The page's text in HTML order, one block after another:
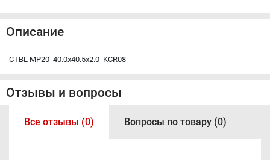
Описание
CTBL MP20 40.0x40.5x2.0 KCR08
Отзывы и вопросы
Все отзывы (0) Вопросы по товару (0)